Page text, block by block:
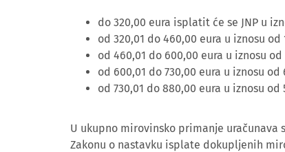
do 320,00 eura isplatit će se JNP u
od 320,01 do 460,00 eura u iznosu od
od 460,01 do 600,00 eura u iznosu od
od 600,01 do 730,00 eura u iznosu od
od 730,01 do 880,00 eura u iznosu od
U ukupno mirovinsko primanje
Zakonu o nastavku isplate dokupljenih